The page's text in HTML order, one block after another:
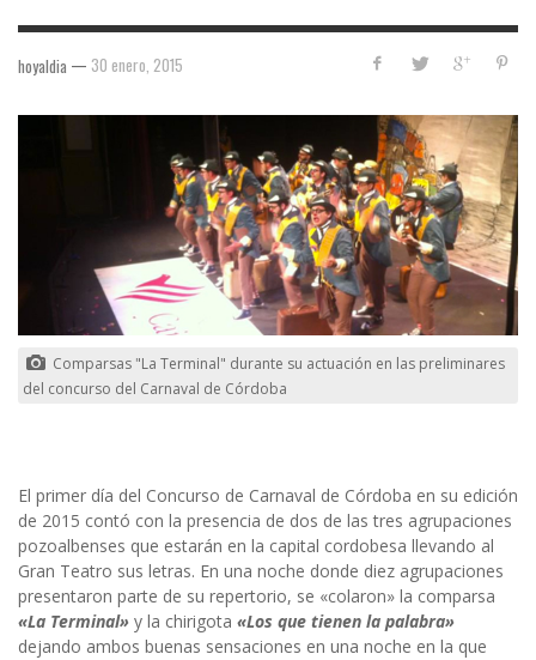
hoyaldia — 30 enero, 2015
Comparsas "La Terminal" durante su actuación en las preliminares
del concurso del Carnaval de Córdoba
El primer día del Concurso de Carnaval de Córdoba en su edición
de 2015 contó con la presencia de dos de las tres agrupaciones
pozoalbenses que estarán en la capital cordobesa llevando al
Gran Teatro sus letras. En una noche donde diez agrupaciones
presentaron parte de su repertorio, se «colaron» la comparsa
«La Terminal» y la chirigota «Los que tienen la palabra»
dejando ambos buenas sensaciones en una noche en la que